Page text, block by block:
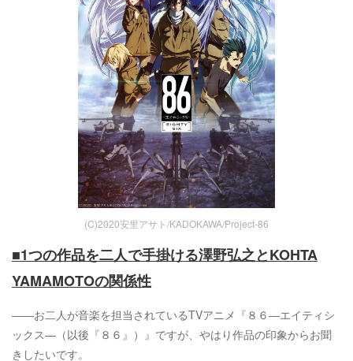
(C)2020安里アサト/KADOKAWA/Project-86
■1つの作品を二人で手掛ける澤野弘之とKOHTA
YAMAMOTOの関係性
――お二人が音楽を担当されているTVアニメ『８６―エイティシ
ックス―（以後『８６』）』ですが、やはり作品の印象からお聞
きしたいです。